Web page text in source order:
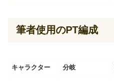
筆者使用のPT編成
キャラクター 分岐